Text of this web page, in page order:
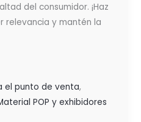
del consumidor. ¡Haz
relevancia y mantén la
el punto de venta,
POP y exhibidores